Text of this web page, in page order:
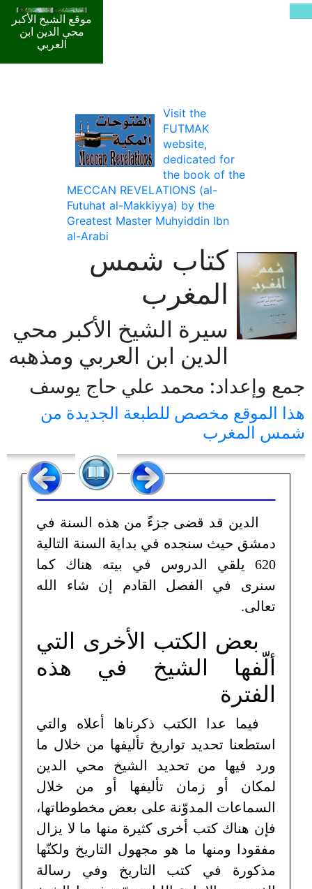
موقع الشيخ الأكبر
محي الدين ابن
العربي
Visit the
FUTMAK
website,
dedicated for
the book of the
MECCAN REVELATIONS (al-
Futuhat al-Makkiyya) by the
Greatest Master Muhyiddin Ibn
al-Arabi
كتاب شمس
المغرب
سيرة الشيخ الأكبر محي
الدين ابن العربي ومذهبه
جمع وإعداد: محمد علي حاج يوسف
هذا الموقع مخصص للطبعة الجديدة من
شمس المغرب
الدين قد قضى جزءً من هذه السنة في
دمشق حيث سنجده في بداية السنة التالية
620 يلقي الدروس في بيته هناك كما
سنرى في الفصل القادم إن شاء الله
تعالى.
بعض الكتب الأخرى التي
ألّفها الشيخ في هذه
الفترة
فيما عدا الكتب ذكرناها أعلاه والتي
استطعنا تحديد تواريخ تأليفها من خلال ما
ورد فيها من تحديد الشيخ محي الدين
لمكان أو زمان تأليفها أو من خلال
السماعات المدوّنة على بعض مخطوطاتها،
فإن هناك كتب أخرى كثيرة منها ما لا يزال
مفقودا ومنها ما هو مجهول التاريخ ولكنّها
مذكورة في كتب التاريخ وفي رسالة